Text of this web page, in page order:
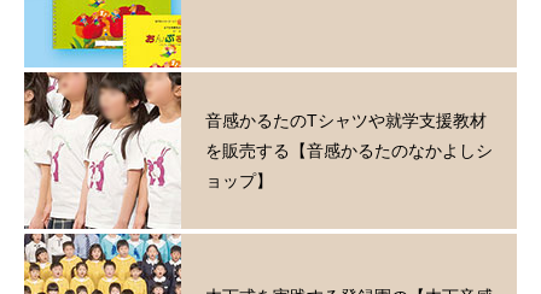
音感かるたのTシャツや就学支援教材
を販売する【音感かるたのなかよしシ
ョップ】